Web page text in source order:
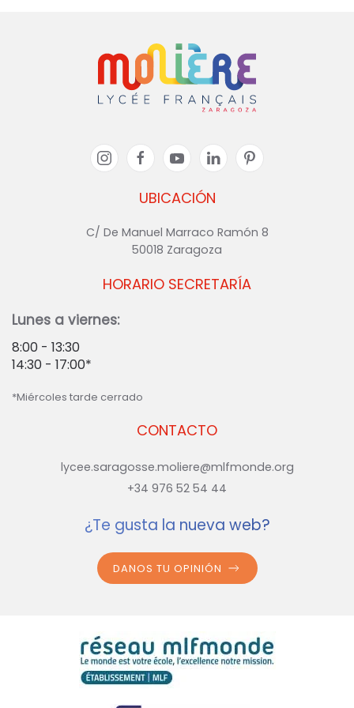
UBICACIÓN
C/ De Manuel Marraco Ramón 8
50018 Zaragoza
CONTACTO
lycee.saragosse.moliere@mlfmonde.org
+34 976 52 54 44
HORARIO SECRETARÍA
Lunes a viernes:
8:00 - 13:30
14:30 - 17:00*
*Miércoles tarde cerrado
¿Te gusta la nueva web?
DANOS TU OPINIÓN